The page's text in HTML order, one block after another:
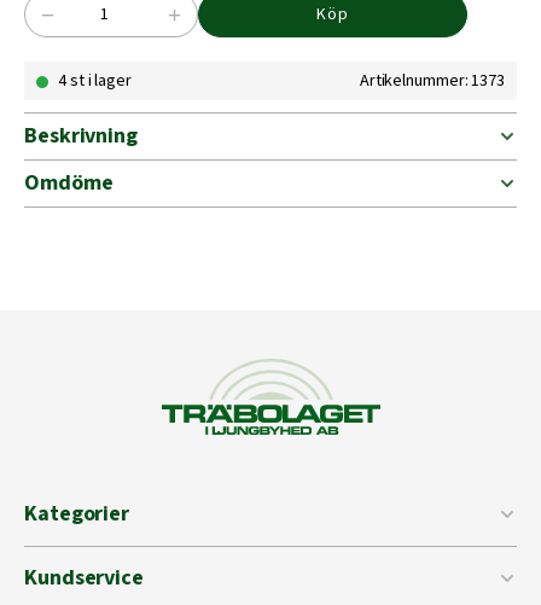
Kungsljus
Dijon
− + Köp
4 st i lager Artikelnummer: 1373
Beskrivning
Omdöme
Kategorier
Kundservice